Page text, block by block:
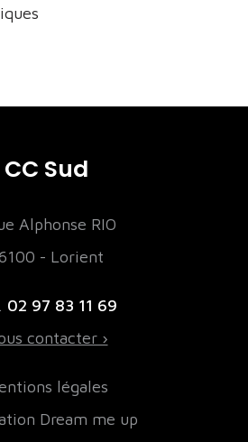
CC Sud
Alphonse RIO
- Lorient
02 97 83 11 69
contacter ›
légales
Dream me up